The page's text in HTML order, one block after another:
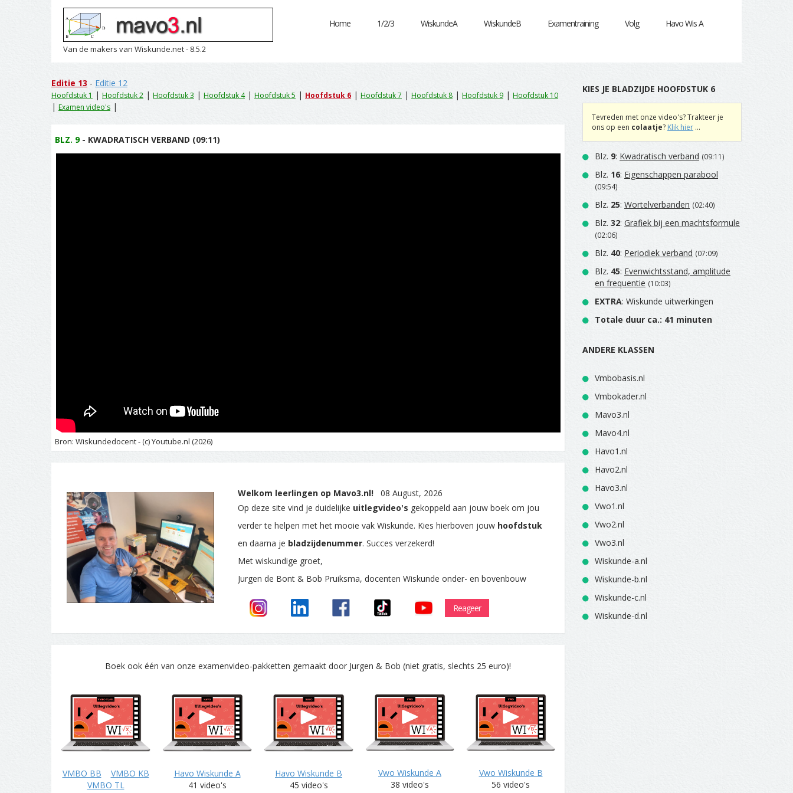
Van de makers van Wiskunde.net - 8.5.2
Home 1/2/3 WiskundeA WiskundeB Examentraining Volg Havo Wis A
Editie 13 - Editie 12
Hoofdstuk 1 | Hoofdstuk 2 | Hoofdstuk 3 | Hoofdstuk 4| Hoofdstuk 5 | Hoofdstuk 6 | Hoofdstuk 7 | Hoofdstuk 8 | Hoofdstuk 9 | Hoofdstuk 10
| Examen video's |
BLZ. 9- KWADRATISCH VERBAND (09:11)
Bron: Wiskundedocent - (c) Youtube.nl (2026)
Welkom leerlingen op Mavo3.nl!
08 August, 2026
Op deze site vind je duidelijke uitlegvideo's gekoppeld aan jouw boek om jou
verder te helpen met het mooie vak Wiskunde. Kies hierboven jouw hoofdstuk
en daarna je bladzijdenummer. Succes verzekerd!
Met wiskundige groet,
Jurgen de Bont & Bob Pruiksma, docenten Wiskunde onder- en bovenbouw
Reageer
Boek ook één van onze examenvideo-pakketten gemaakt door Jurgen & Bob (niet gratis, slechts 25 euro)!
VMBO BB
VMBO KB
VMBO TL
Havo Wiskunde A
41 video's
Havo Wiskunde B
45 video's
Vwo Wiskunde A
38 video's
Vwo Wiskunde B
56 video's
KIES JE BLADZIJDE HOOFDSTUK 6
Tevreden met onze video's? Trakteer je
ons op een colaatje? Klik hier ...
Blz. 9: Kwadratisch verband (09:11)
Blz. 16: Eigenschappen parabool
(09:54)
Blz. 25: Wortelverbanden (02:40)
Blz. 32: Grafiek bij een machtsformule
(02:06)
Blz. 40: Periodiek verband (07:09)
Blz. 45: Evenwichtsstand, amplitude
en frequentie (10:03)
EXTRA: Wiskunde uitwerkingen
Totale duur ca.: 41 minuten
ANDERE KLASSEN
Vmbobasis.nl
Vmbokader.nl
Mavo3.nl
Mavo4.nl
Havo1.nl
Havo2.nl
Havo3.nl
Vwo1.nl
Vwo2.nl
Vwo3.nl
Wiskunde-a.nl
Wiskunde-b.nl
Wiskunde-c.nl
Wiskunde-d.nl